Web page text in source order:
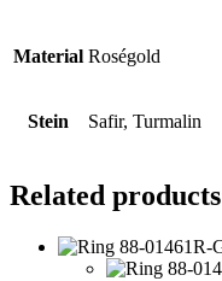
Material Roségold
Stein Safir, Turmalin
Related products